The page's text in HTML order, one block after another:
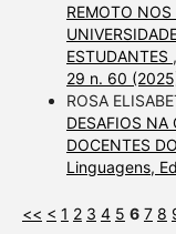
REMOTO NOS
ESTUDANTES ,
29 n. 60
ROSA
DESAFIOS NA
DOCENTES
Linguagens,
<< < 1 2 3 4 5 6 7 8